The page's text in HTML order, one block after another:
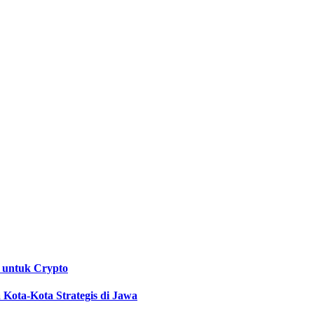
untuk Crypto
Kota Strategis di Jawa